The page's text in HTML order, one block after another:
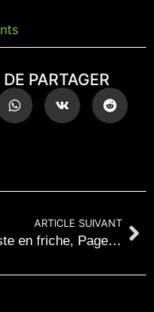
PARTAGER
ARTICLE SUIVANT
Sieste en friche, Page d’écriture